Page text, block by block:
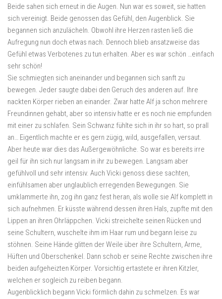
Beide sahen sich erneut in die Augen. Nun war es soweit, sie hatten
sich vereinigt. Beide genossen das Gefühl, den Augenblick. Sie
begannen sich anzulächeln. Obwohl ihre Herzen rasten ließ die
Aufregung nun doch etwas nach. Dennoch blieb ansatzweise das
Gefühl etwas Verbotenes zu tun erhalten. Aber es war schön …einfach
sehr schön!
Sie schmiegten sich aneinander und begannen sich sanft zu
bewegen. Jeder saugte dabei den Geruch des anderen auf. Ihre
nackten Körper rieben an einander. Zwar hatte Alf ja schon mehrere
Freundinnen gehabt, aber so intensiv hatte er es noch nie empfunden
mit einer zu schlafen. Sein Schwanz fühlte sich in ihr so hart, so prall
an… Eigentlich machte er es gern zügig, wild, ausgefallen, versaut.
Aber heute war dies das Außergewöhnliche. So war es bereits irre
geil für ihn sich nur langsam in ihr zu bewegen. Langsam aber
gefühlvoll und sehr intensiv. Auch Vicki genoss diese sachten,
einfühlsamen aber unglaublich erregenden Bewegungen. Sie
umklammerte ihn, zog ihn ganz fest heran, als wolle sie Alf komplett in
sich aufnehmen. Er küsste während dessen ihren Hals, zupfte mit den
Lippen an ihren Ohrläppchen. Vicki streichelte seinen Rücken und
seine Schultern, wuschelte ihm im Haar rum und begann leise zu
stöhnen. Seine Hände glitten der Weile über ihre Schultern, Arme,
Hüften und Oberschenkel. Dann schob er seine Rechte zwischen ihre
beiden aufgeheizten Körper. Vorsichtig ertastete er ihren Kitzler,
welchen er sogleich zu reiben begann.
Augenblicklich begann Vicki förmlich dahin zu schmelzen. Es war